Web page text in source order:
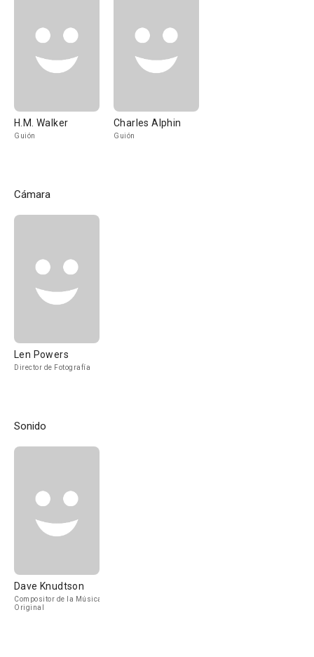
H.M. Walker
Guión
Charles Alphin
Guión
Cámara
Len Powers
Director de Fotografía
Sonido
Dave Knudtson
Compositor de la Música
Original